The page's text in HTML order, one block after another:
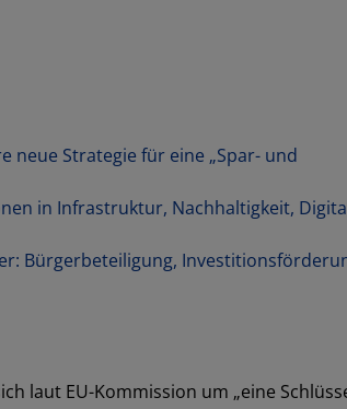
neue Strategie für eine „Spar- und
in Infrastruktur, Nachhaltigkeit,
Bürgerbeteiligung,
laut EU-Kommission um „eine